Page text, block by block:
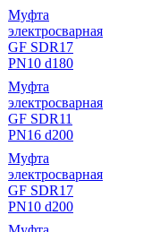
Муфта
электросварная
GF SDR17
PN10 d180
Муфта
электросварная
GF SDR11
PN16 d200
Муфта
электросварная
GF SDR17
PN10 d200